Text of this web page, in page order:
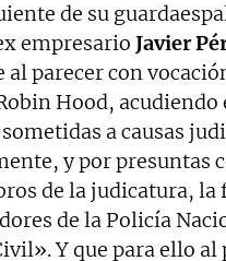
de su
empresario Javier
al parecer con
Hood, acudiendo
a causas
y por presuntas
de la judicatura, la
de la Policía
Y que para ello al